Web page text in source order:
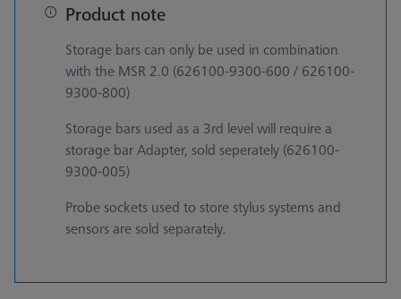
Product note
Storage bars can only be used in combination
with the MSR 2.0 (626100-9300-600 / 626100-
9300-800)
Storage bars used as a 3rd level will require a
storage bar Adapter, sold seperately (626100-
9300-005)
Probe sockets used to store stylus systems and
sensors are sold separately.